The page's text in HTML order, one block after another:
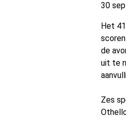
30
Het
de
uit te
Zes